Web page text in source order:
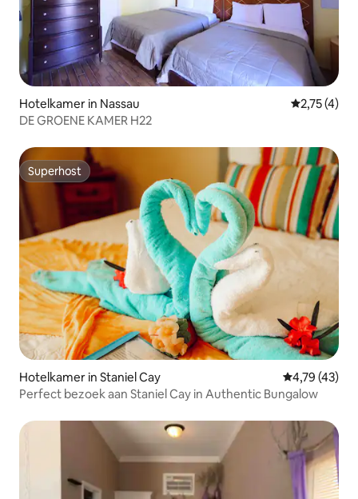
Hotelkamer in Nassau
2,75 (4)
DE GROENE KAMER H22
Superhost
Superhost
Hotelkamer in Staniel Cay Gemiddelde
4,79 (43)
Perfect bezoek aan Staniel Cay in Authentic Bungalow